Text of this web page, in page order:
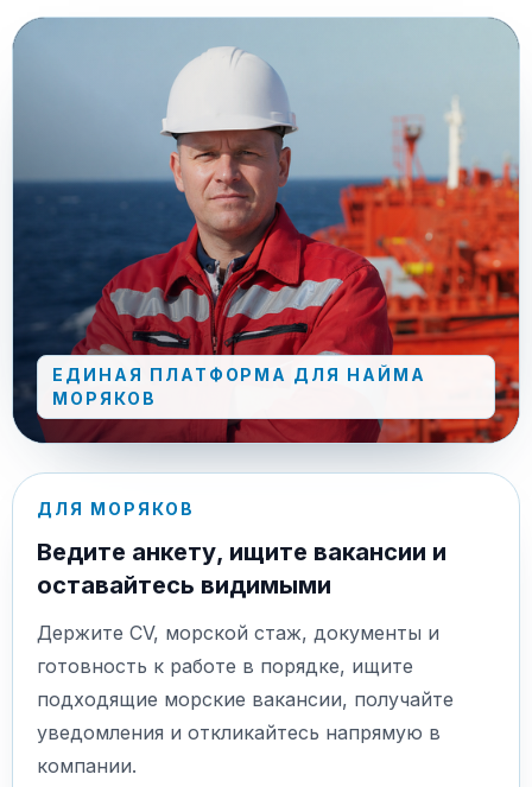
ЕДИНАЯ ПЛАТФОРМА ДЛЯ НАЙМА
МОРЯКОВ
ДЛЯ МОРЯКОВ
Ведите анкету, ищите вакансии и
оставайтесь видимыми
Держите CV, морской стаж, документы и
готовность к работе в порядке, ищите
подходящие морские вакансии, получайте
уведомления и откликайтесь напрямую в
компании.